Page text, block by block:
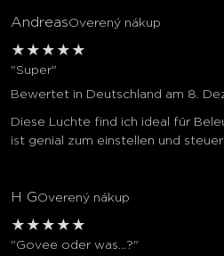
AndreasOverený nákup
★ ★ ★ ★ ★
"Super"
Bewertet in Deutschland am 8.
Diese Luchte find ich ideal für
ist genial zum einstellen und
H GOverený nákup
★ ★ ★ ★ ★
"Govee oder was...?"